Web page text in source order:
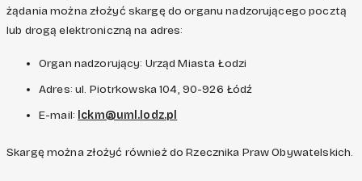
żądania można złożyć skargę do organu nadzorującego pocztą
lub drogą elektroniczną na adres:
Organ nadzorujący: Urząd Miasta Łodzi
Adres: ul. Piotrkowska 104, 90-926 Łódź
E-mail: lckm@uml.lodz.pl
Skargę można złożyć również do Rzecznika Praw Obywatelskich.